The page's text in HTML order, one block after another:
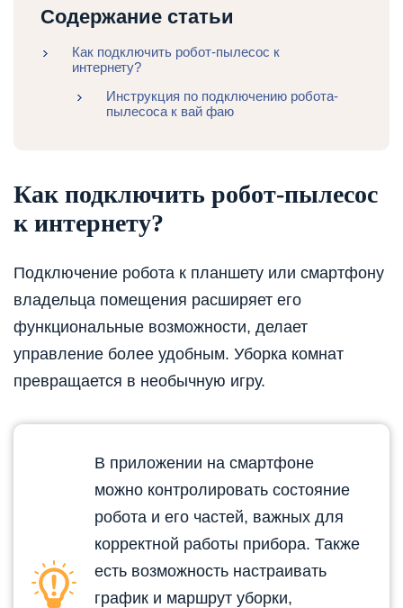
Содержание статьи
Как подключить робот-пылесос к
интернету?
Инструкция по подключению робота-
пылесоса к вай фаю
Как подключить робот-пылесос
к интернету?
Подключение робота к планшету или смартфону
владельца помещения расширяет его
функциональные возможности, делает
управление более удобным. Уборка комнат
превращается в необычную игру.
В приложении на смартфоне
можно контролировать состояние
робота и его частей, важных для
корректной работы прибора. Также
есть возможность настраивать
график и маршрут уборки,